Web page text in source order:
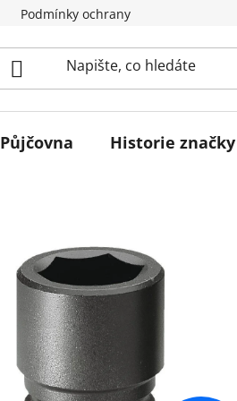
Podmínky ochrany osobních údajů
Půjčovna Historie značky